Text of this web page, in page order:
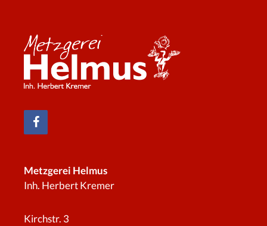
Metzgerei Helmus
Inh. Herbert Kremer
Kirchstr. 3